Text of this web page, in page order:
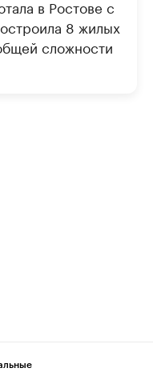
в Ростове с
8 жилых
сложности